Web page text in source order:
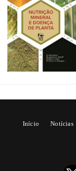
Início Notícias